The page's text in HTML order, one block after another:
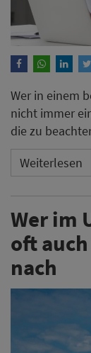
Wer in einem
nicht immer
die zu
Weiterlesen
Wer im
oft
nach